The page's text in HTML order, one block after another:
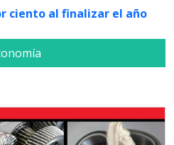
ciento al finalizar el año